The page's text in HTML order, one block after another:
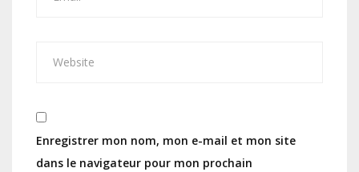
Enregistrer mon nom, mon e-mail et mon site
dans le navigateur pour mon prochain